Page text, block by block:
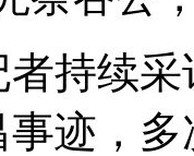
续采
迹，